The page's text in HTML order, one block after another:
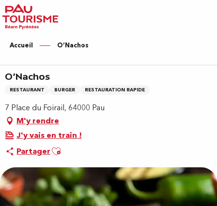
Aller
au
contenu
principal
Accueil O’Nachos
O’Nachos
RESTAURANT BURGER RESTAURATION RAPIDE
7 Place du Foirail, 64000 Pau
M'y rendre
J'y vais en train !
PartagerAjouter aux favoris